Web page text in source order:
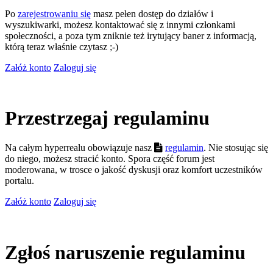
Po zarejestrowaniu się masz pełen dostęp do działów i
wyszukiwarki, możesz kontaktować się z innymi członkami
społeczności, a poza tym zniknie też irytujący baner z informacją,
którą teraz właśnie czytasz ;-)
Załóż konto Zaloguj się
Przestrzegaj regulaminu
Na całym hyperrealu obowiązuje nasz regulamin. Nie stosując się
do niego, możesz stracić konto. Spora część forum jest
moderowana, w trosce o jakość dyskusji oraz komfort uczestników
portalu.
Załóż konto Zaloguj się
Zgłoś naruszenie regulaminu